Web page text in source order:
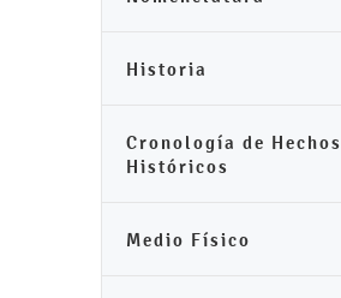
Historia
Cronología de Hechos
Históricos
Medio Físico